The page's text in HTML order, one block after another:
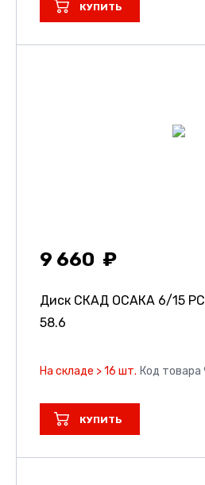
КУПИТЬ
9 660
Диск СКАД ОСАКА 6/15
58.6
На складе > 16 шт. Код товара
КУПИТЬ